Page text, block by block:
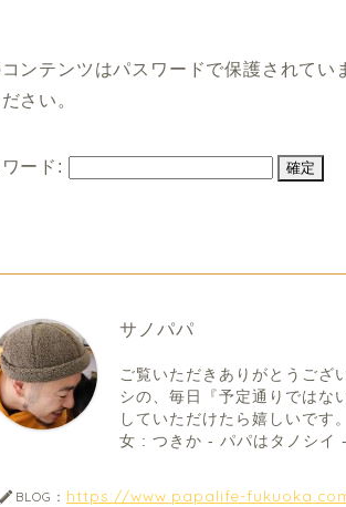
コンテンツはパスワードで保護されて
さい。
ード:
サノパパ
ご覧いただきありがとうござ
シの、毎日『予定通りではな
していただけたら嬉しいで
女 : つきか - パパはタノシイ -
BLOG： https://www.papalife-